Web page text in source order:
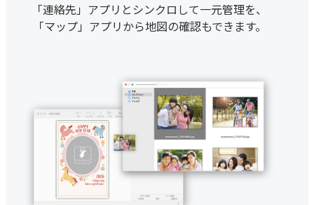
「連絡先」アプリとシンクロして一元管理を、
「マップ」アプリから地図の確認もできます。